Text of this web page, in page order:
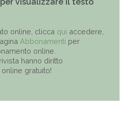
online, clicca qui accedere,
Abbonamenti per
online.
hanno diritto
gratuito!